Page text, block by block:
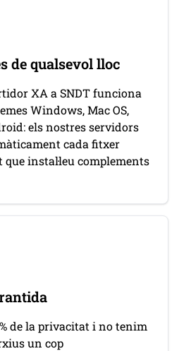
de qualsevol lloc
XA a SNDT funciona
Windows, Mac OS,
els nostres servidors
cada fitxer
que instal·leu complements
de la privacitat i no tenim
un cop